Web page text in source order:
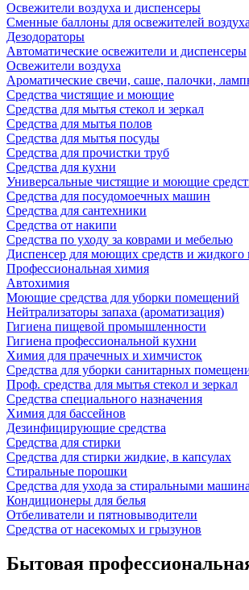
Освежители воздуха и диспенсеры
Сменные баллоны для освежителей
Дезодораторы
Автоматические освежители и диспенсеры
Освежители воздуха
Ароматические свечи, саше, палочки,
Средства чистящие и моющие
Средства для мытья стекол и зеркал
Средства для мытья полов
Средства для мытья посуды
Средства для прочистки труб
Средства для кухни
Универсальные чистящие и моющие
Средства для посудомоечных машин
Средства для сантехники
Средства от накипи
Средства по уходу за коврами и мебелью
Диспенсер для моющих средств и жидкого
Профессиональная химия
Автохимия
Моющие средства для уборки помещений
Нейтрализаторы запаха (ароматизация)
Гигиена пищевой промышленности
Гигиена профессиональной кухни
Химия для прачечных и химчисток
Средства для уборки санитарных
Проф. средства для мытья стекол и зеркал
Средства специального назначения
Химия для бассейнов
Дезинфицирующие средства
Средства для стирки
Средства для стирки жидкие, в капсулах
Стиральные порошки
Средства для ухода за стиральными
Кондиционеры для белья
Отбеливатели и пятновыводители
Средства от насекомых и грызунов
Бытовая